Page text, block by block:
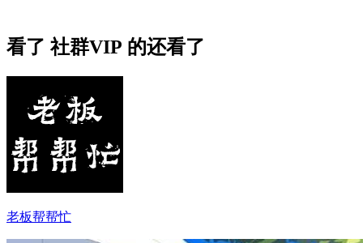
看了 社群VIP 的还看了
老板帮帮忙